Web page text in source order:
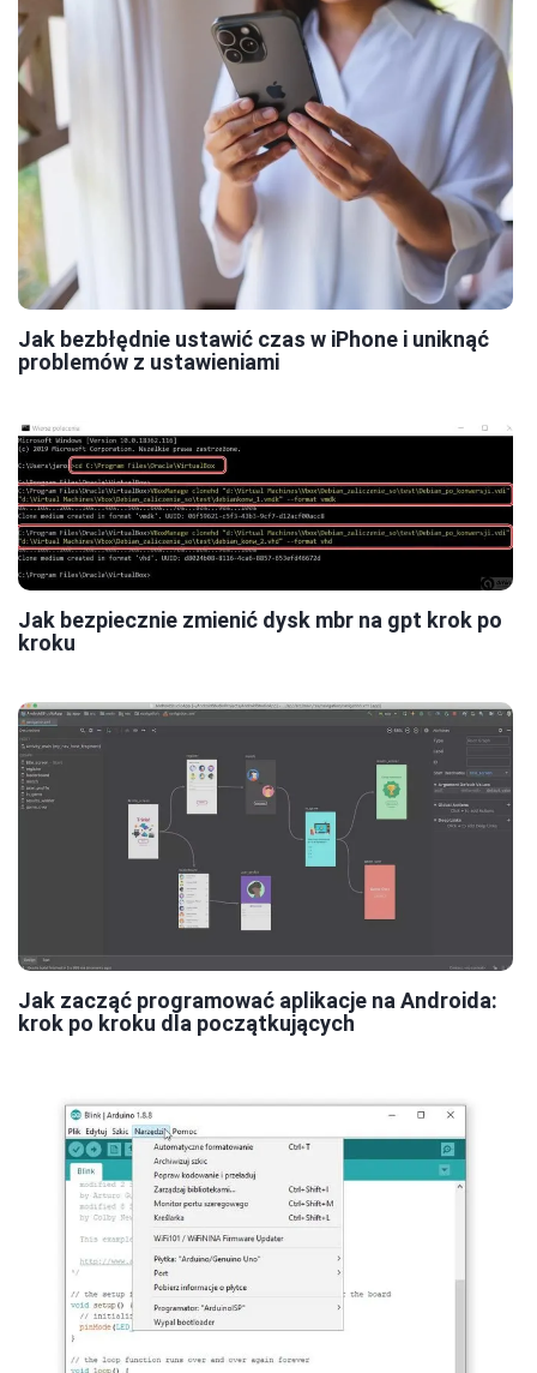
Jak bezbłędnie ustawić czas w iPhone i uniknąć
problemów z ustawieniami
Jak bezpiecznie zmienić dysk mbr na gpt krok po
kroku
Jak zacząć programować aplikacje na Androida:
krok po kroku dla początkujących